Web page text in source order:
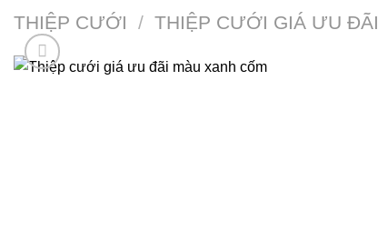
THIỆP CƯỚI / THIỆP CƯỚI GIÁ ƯU ĐÃI